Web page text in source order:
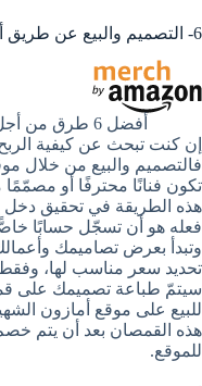
6- التصميم والبيع عن طريق أمازون Merch by Amazon
أفضل 6 طرق من أجل الربح من الانترنت 2022
إن كنت تبحث عن كيفية الربح
فالتصميم والبيع من خلال
تكون فنانًا محترفًا أو
هذه الطريقة في تحقيق
وتبدأ بعرض تصاميمك
تحديد سعر مناسب لها،
سيتمّ طباعة تصميمك على
للبيع على موقع أمازون
هذه القمصان بعد أن يتم
للموقع.